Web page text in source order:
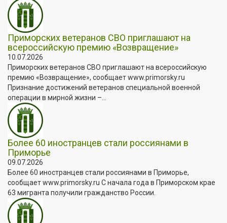
Приморских ветеранов СВО приглашают на
всероссийскую премию «Возвращение»
10.07.2026
Приморских ветеранов СВО приглашают на всероссийскую
премию «Возвращение», сообщает www.primorsky.ru
Признание достижений ветеранов специальной военной
операции в мирной жизни –...
Более 60 иностранцев стали россиянами в
Приморье
09.07.2026
Более 60 иностранцев стали россиянами в Приморье,
сообщает www.primorsky.ru С начала года в Приморском крае
63 мигранта получили гражданство России.